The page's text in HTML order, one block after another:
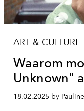
ART & CULTURE
Waarom
Unknown"
18.02.2025 by